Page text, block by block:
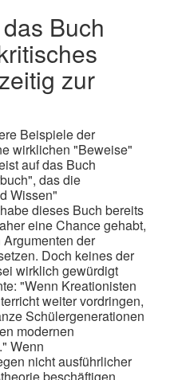
Buch
zur
Beispiele der
wirklichen "Beweise"
auf das Buch
das die
Wissen"
dieses Buch bereits
eine Chance gehabt,
der
Doch keines der
wirklich gewürdigt
"Wenn Kreationisten
weiter vordringen,
Schülergenerationen
modernen
Wenn
nicht ausführlicher